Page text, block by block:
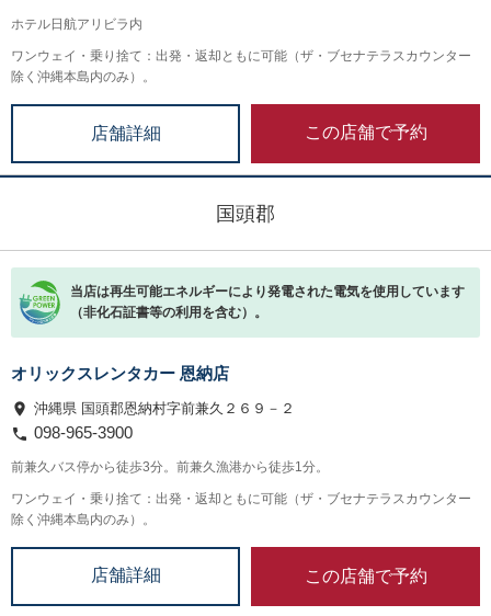
ホテル日航アリビラ内
ワンウェイ・乗り捨て：出発・返却ともに可能（ザ・ブセナテラスカウンター
除く沖縄本島内のみ）。
店舗詳細 この店舗で予約
国頭郡
当店は再生可能エネルギーにより発電された電気を使用しています
（非化石証書等の利用を含む）。
オリックスレンタカー 恩納店
沖縄県 国頭郡恩納村字前兼久２６９－２
098-965-3900
前兼久バス停から徒歩3分。前兼久漁港から徒歩1分。
ワンウェイ・乗り捨て：出発・返却ともに可能（ザ・ブセナテラスカウンター
除く沖縄本島内のみ）。
店舗詳細 この店舗で予約